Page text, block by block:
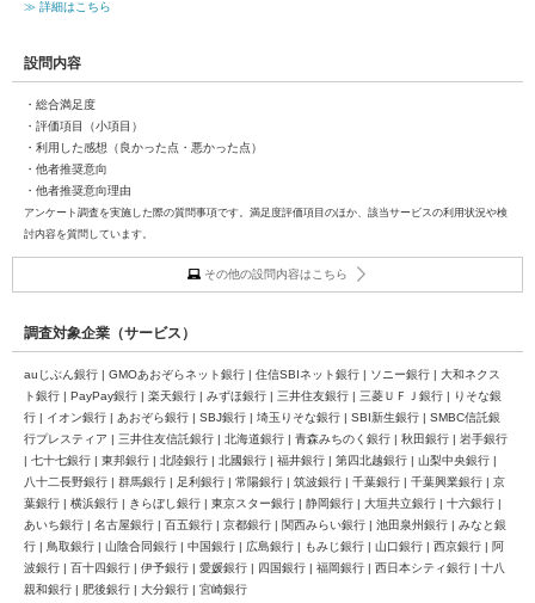
≫ 詳細はこちら
設問内容
・総合満足度
・評価項目（小項目）
・利用した感想（良かった点・悪かった点）
・他者推奨意向
・他者推奨意向理由
アンケート調査を実施した際の質問事項です。満足度評価項目のほか、該当サービスの利用状況や検
討内容を質問しています。
その他の設問内容はこちら
調査対象企業（サービス）
auじぶん銀行 | GMOあおぞらネット銀行 | 住信SBIネット銀行 | ソニー銀行 | 大和ネクス
ト銀行 | PayPay銀行 | 楽天銀行 | みずほ銀行 | 三井住友銀行 | 三菱ＵＦＪ銀行 | りそな銀
行 | イオン銀行 | あおぞら銀行 | SBJ銀行 | 埼玉りそな銀行 | SBI新生銀行 | SMBC信託銀
行プレスティア | 三井住友信託銀行 | 北海道銀行 | 青森みちのく銀行 | 秋田銀行 | 岩手銀行
| 七十七銀行 | 東邦銀行 | 北陸銀行 | 北國銀行 | 福井銀行 | 第四北越銀行 | 山梨中央銀行 |
八十二長野銀行 | 群馬銀行 | 足利銀行 | 常陽銀行 | 筑波銀行 | 千葉銀行 | 千葉興業銀行 | 京
葉銀行 | 横浜銀行 | きらぼし銀行 | 東京スター銀行 | 静岡銀行 | 大垣共立銀行 | 十六銀行 |
あいち銀行 | 名古屋銀行 | 百五銀行 | 京都銀行 | 関西みらい銀行 | 池田泉州銀行 | みなと銀
行 | 鳥取銀行 | 山陰合同銀行 | 中国銀行 | 広島銀行 | もみじ銀行 | 山口銀行 | 西京銀行 | 阿
波銀行 | 百十四銀行 | 伊予銀行 | 愛媛銀行 | 四国銀行 | 福岡銀行 | 西日本シティ銀行 | 十八
親和銀行 | 肥後銀行 | 大分銀行 | 宮崎銀行